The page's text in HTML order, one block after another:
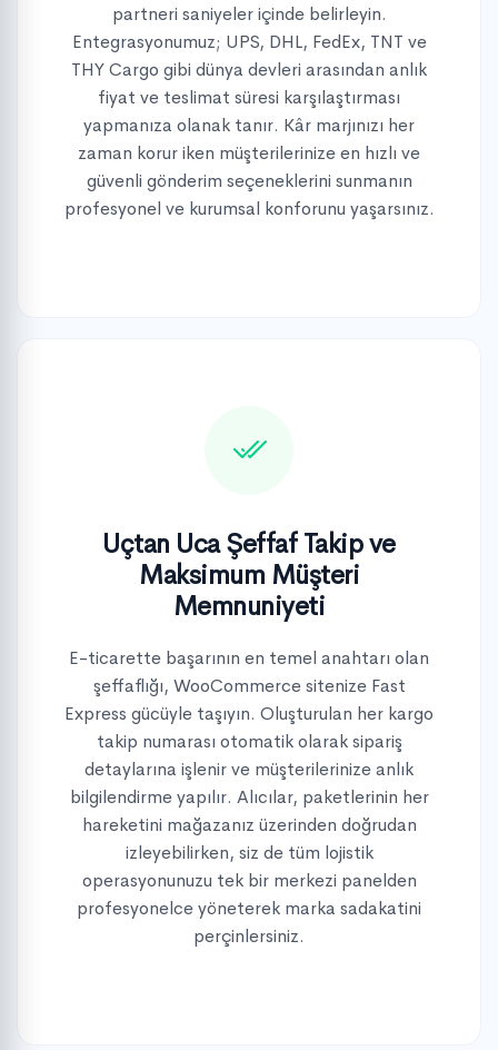
partneri saniyeler içinde belirleyin.
Entegrasyonumuz; UPS, DHL, FedEx, TNT ve
THY Cargo gibi dünya devleri arasından anlık
fiyat ve teslimat süresi karşılaştırması
yapmanıza olanak tanır. Kâr marjınızı her
zaman korur iken müşterilerinize en hızlı ve
güvenli gönderim seçeneklerini sunmanın
profesyonel ve kurumsal konforunu yaşarsınız.
Uçtan Uca Şeffaf Takip ve
Maksimum Müşteri
Memnuniyeti
E-ticarette başarının en temel anahtarı olan
şeffaflığı, WooCommerce sitenize Fast
Express gücüyle taşıyın. Oluşturulan her kargo
takip numarası otomatik olarak sipariş
detaylarına işlenir ve müşterilerinize anlık
bilgilendirme yapılır. Alıcılar, paketlerinin her
hareketini mağazanız üzerinden doğrudan
izleyebilirken, siz de tüm lojistik
operasyonunuzu tek bir merkezi panelden
profesyonelce yöneterek marka sadakatini
perçinlersiniz.